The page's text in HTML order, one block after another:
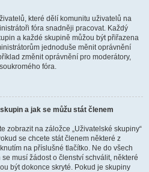
které dělí komunitu uživatelů na
fóra snadněji pracovat. Každý
a každé skupině můžou být přiřazena
jednoduše měnit oprávnění
změnit oprávnění pro moderátory,
fóra.
a jak se můžu stát členem
zobrazit na záložce „Uživatelské skupiny“
se chcete stát členem některé z
na příslušné tlačítko. Ne do všech
musí žádost o členství schválit, některé
být dokonce skryté. Pokud je skupiny